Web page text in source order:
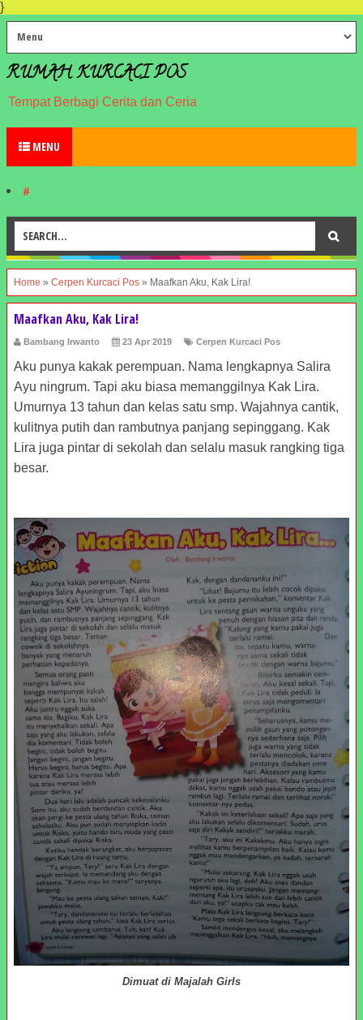
}
RUMAH KURCACI POS
Tempat Berbagi Cerita dan Ceria
MENU
#
Home » Cerpen Kurcaci Pos » Maafkan Aku, Kak Lira!
Maafkan Aku, Kak Lira!
Bambang Irwanto 23 Apr 2019 Cerpen Kurcaci Pos
Aku punya kakak perempuan. Nama lengkapnya Salira
Ayu ningrum. Tapi aku biasa memanggilnya Kak Lira.
Umurnya 13 tahun dan kelas satu smp. Wajahnya cantik,
kulitnya putih dan rambutnya panjang sepinggang. Kak
Lira juga pintar di sekolah dan selalu masuk rangking tiga
besar.
Dimuat di Majalah Girls